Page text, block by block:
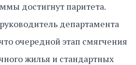
достигнут паритета.
департамента
очередной этап смягчения
жилья и стандартных